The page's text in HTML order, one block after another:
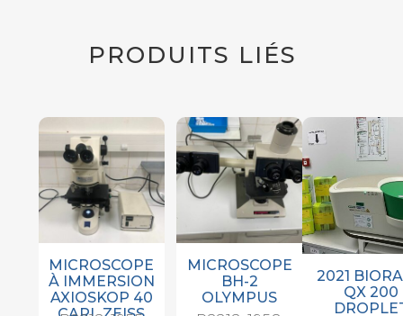
PRODUITS LIÉS
MICROSCOPE
À IMMERSION
AXIOSKOP 40
MICROSCOPE
BH-2
OLYMPUS
2021
QX 200